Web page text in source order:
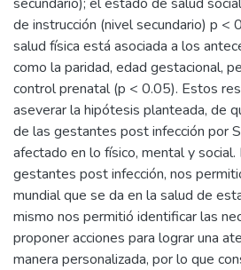
de instrucción (nivel secundario) p <
salud física está asociada a los
como la paridad, edad gestacional,
control prenatal (p < 0.05). Estos
aseverar la hipótesis planteada, de
de las gestantes post infección por
afectado en lo físico, mental y
gestantes post infección, nos
mundial que se da en la salud de
mismo nos permitió identificar las
proponer acciones para lograr una
manera personalizada, por lo que